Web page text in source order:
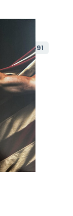
7F7591
bij